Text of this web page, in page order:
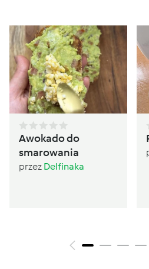
Awokado do
smarowania
przez Delfinaka